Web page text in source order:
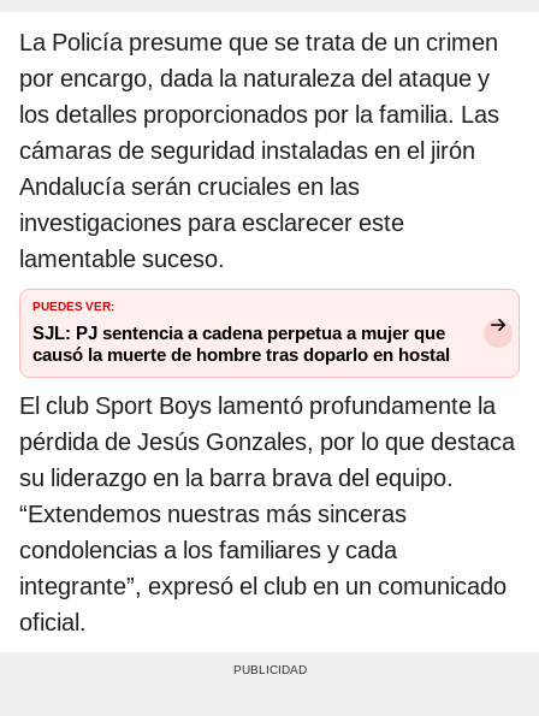
La Policía presume que se trata de un crimen
por encargo, dada la naturaleza del ataque y
los detalles proporcionados por la familia. Las
cámaras de seguridad instaladas en el jirón
Andalucía serán cruciales en las
investigaciones para esclarecer este
lamentable suceso.
PUEDES VER:
SJL: PJ sentencia a cadena perpetua a mujer que
causó la muerte de hombre tras doparlo en hostal
El club Sport Boys lamentó profundamente la
pérdida de Jesús Gonzales, por lo que destaca
su liderazgo en la barra brava del equipo.
“Extendemos nuestras más sinceras
condolencias a los familiares y cada
integrante”, expresó el club en un comunicado
oficial.